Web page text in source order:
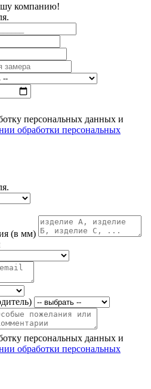
компанию!
персональных данных и
обработки персональных
(в мм)
персональных данных и
обработки персональных